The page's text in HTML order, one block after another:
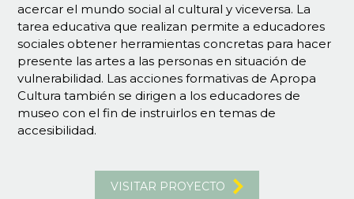
acercar el mundo social al cultural y viceversa. La
tarea educativa que realizan permite a educadores
sociales obtener herramientas concretas para hacer
presente las artes a las personas en situación de
vulnerabilidad. Las acciones formativas de Apropa
Cultura también se dirigen a los educadores de
museo con el fin de instruirlos en temas de
accesibilidad.
VISITAR PROYECTO